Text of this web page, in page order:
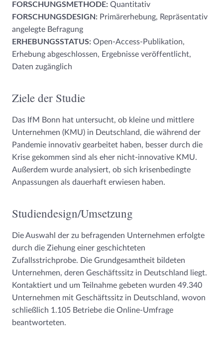
FORSCHUNGSMETHODE: Quantitativ
FORSCHUNGSDESIGN: Primärerhebung, Repräsentativ
angelegte Befragung
ERHEBUNGSSTATUS: Open-Access-Publikation,
Erhebung abgeschlossen, Ergebnisse veröffentlicht,
Daten zugänglich
Ziele der Studie
Das IfM Bonn hat untersucht, ob kleine und mittlere
Unternehmen (KMU) in Deutschland, die während der
Pandemie innovativ gearbeitet haben, besser durch die
Krise gekommen sind als eher nicht-innovative KMU.
Außerdem wurde analysiert, ob sich krisenbedingte
Anpassungen als dauerhaft erwiesen haben.
Studiendesign/Umsetzung
Die Auswahl der zu befragenden Unternehmen erfolgte
durch die Ziehung einer geschichteten
Zufallsstrichprobe. Die Grundgesamtheit bildeten
Unternehmen, deren Geschäftssitz in Deutschland liegt.
Kontaktiert und um Teilnahme gebeten wurden 49.340
Unternehmen mit Geschäftssitz in Deutschland, wovon
schließlich 1.105 Betriebe die Online-Umfrage
beantworteten.